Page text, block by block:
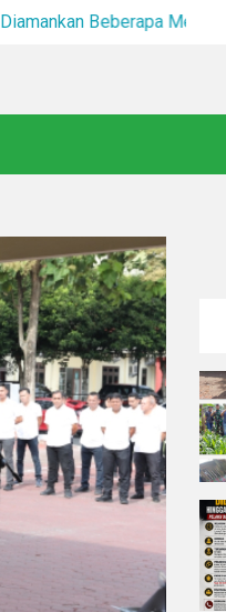
Diduga Tikam Pria hingga Tewas di Plaza Kabanjahe, Pelaku Diamankan Beberapa Menit Setelah Kejadian